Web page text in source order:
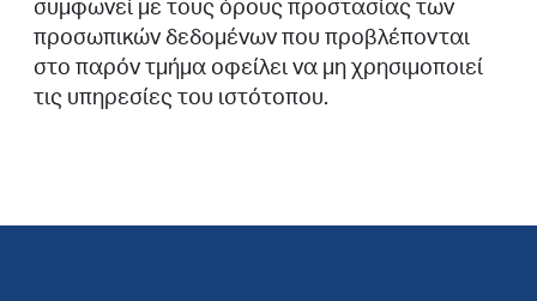
προσωπικών δεδομένων που προβλέπονται
στο παρόν τμήμα οφείλει να μη χρησιμοποιεί
τις υπηρεσίες του ιστότοπου.